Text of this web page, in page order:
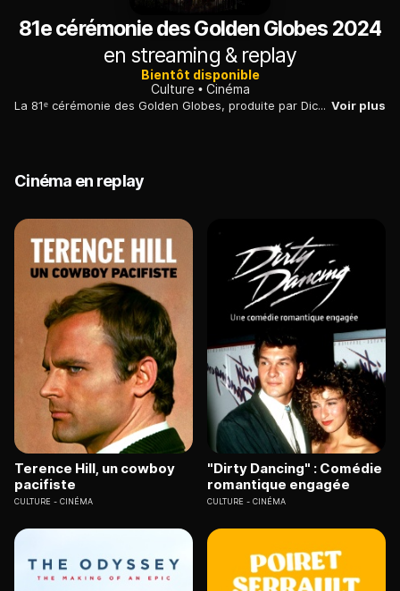
81e cérémonie des Golden Globes 2024
en streaming & replay
Bientôt disponible
Culture
Cinéma
La 81ᵉ cérémonie des Golden Globes, produite par Dick Clark Productions, se tiendra le 7 janvier 2024 et récompensera les films et séries télévisées américains diffusés en 2023, ainsi que les professionnels s'étant distingués durant cette année. Voir plus
Cinéma en replay
Terence Hill, un cowboy
pacifiste
CULTURE CINÉMA
"Dirty Dancing" : Comédie
romantique engagée
CULTURE CINÉMA